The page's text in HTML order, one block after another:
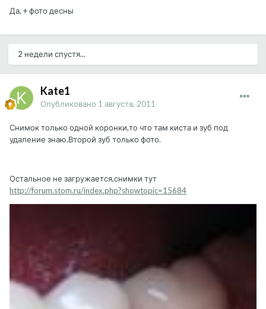
Да, + фото десны
2 недели спустя...
Kate1
Опубликовано 1 августа, 2011
Снимок только одной коронки,то что там киста и зуб под
удаление знаю.Второй зуб только фото.
Остальное не загружается,снимки тут
http://forum.stom.ru/index.php?showtopic=15684